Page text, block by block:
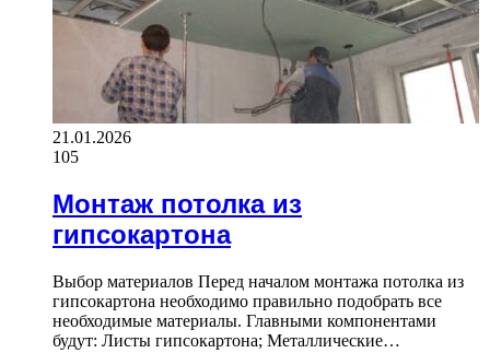
21.01.2026
105
Монтаж потолка из
гипсокартона
Выбор материалов Перед началом монтажа потолка из
гипсокартона необходимо правильно подобрать все
необходимые материалы. Главными компонентами
будут: Листы гипсокартона; Металлические…